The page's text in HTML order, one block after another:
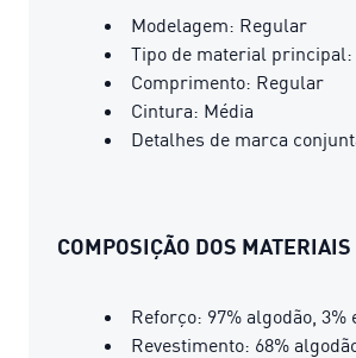
Modelagem: Regular
Tipo de material
Comprimento: Regular
Cintura: Média
Detalhes de marca
COMPOSIÇÃO DOS MATERIAIS
Reforço: 97% algodão, 3%
Revestimento: 68%